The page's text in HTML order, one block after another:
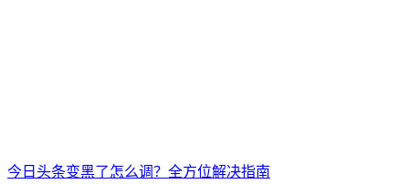
今日头条变黑了怎么调？全方位解决指南